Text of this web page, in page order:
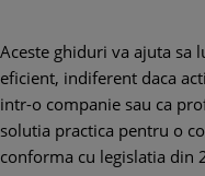
Aceste ghiduri va ajuta sa
eficient, indiferent daca
intr-o companie sau ca
solutia practica pentru o
conforma cu legislatia din